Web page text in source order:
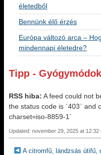
életedből
Bennünk élő érzés
Európa változó arca –
mindennapi életedre?
Tipp - Gyógymódok
RSS hiba: A feed could not
the status code is `403` and
charset=iso-8859-1`
Updated: november 29, 2025 at 12:32
A citromfű, lándzsás útifű,